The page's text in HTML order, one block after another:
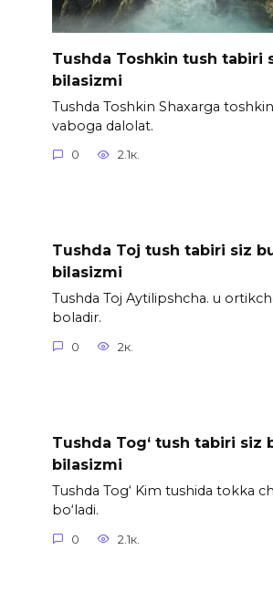
Tushda Toshkin tush tabiri
bilasizmi
Tushda Toshkin Shaxarga
vaboga dalolat.
0 2.1к.
Tushda Toj tush tabiri siz
bilasizmi
Tushda Toj Aytilipshcha. u
boladir.
0 2к.
Tushda Tog‘ tush tabiri siz
bilasizmi
Tushda Tog‘ Kim tushida tokka
bo‘ladi.
0 2.1к.